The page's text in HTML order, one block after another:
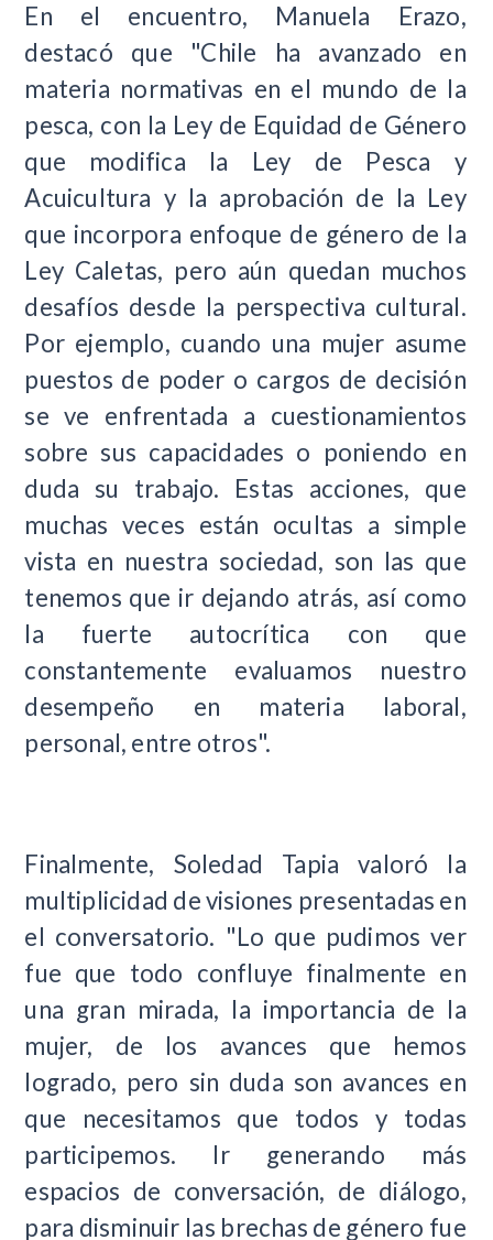
En el encuentro, Manuela Erazo,
destacó que "Chile ha avanzado en
materia normativas en el mundo de la
pesca, con la Ley de Equidad de Género
que modifica la Ley de Pesca y
Acuicultura y la aprobación de la Ley
que incorpora enfoque de género de la
Ley Caletas, pero aún quedan muchos
desafíos desde la perspectiva cultural.
Por ejemplo, cuando una mujer asume
puestos de poder o cargos de decisión
se ve enfrentada a cuestionamientos
sobre sus capacidades o poniendo en
duda su trabajo. Estas acciones, que
muchas veces están ocultas a simple
vista en nuestra sociedad, son las que
tenemos que ir dejando atrás, así como
la fuerte autocrítica con que
constantemente evaluamos nuestro
desempeño en materia laboral,
personal, entre otros".
Finalmente, Soledad Tapia valoró la
multiplicidad de visiones presentadas en
el conversatorio. "Lo que pudimos ver
fue que todo confluye finalmente en
una gran mirada, la importancia de la
mujer, de los avances que hemos
logrado, pero sin duda son avances en
que necesitamos que todos y todas
participemos. Ir generando más
espacios de conversación, de diálogo,
para disminuir las brechas de género fue